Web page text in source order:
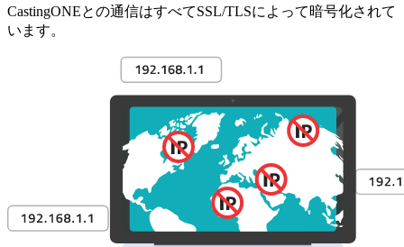
CastingONEとの通信はすべてSSL/TLSによって暗号化されて
います。